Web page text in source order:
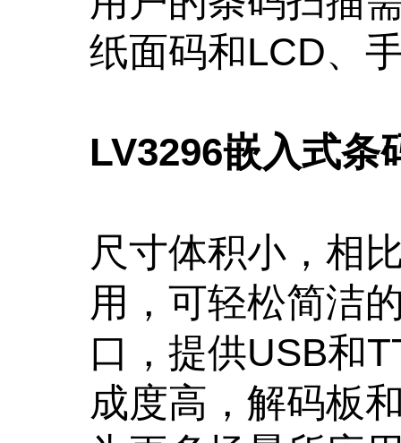
纸面码和LCD、
LV3296嵌入式条
尺寸体积小，相
用，可轻松简洁
口，提供USB和
成度高，解码板